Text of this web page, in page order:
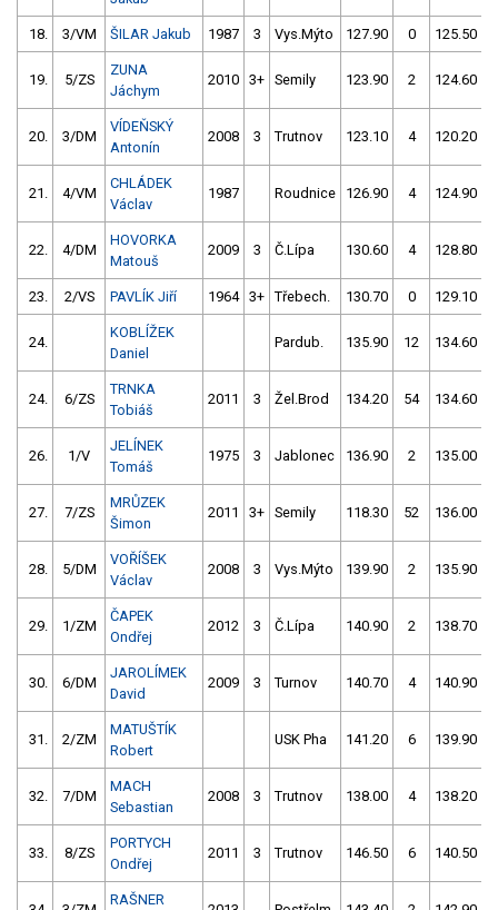
18. 3/VM ŠILAR Jakub 1987 3 Vys.Mýto 127.90 0 125.50
19. 5/ZS
ZUNA
Jáchym
2010 3+ Semily 123.90 2 124.60
20. 3/DM
VÍDEŇSKÝ
Antonín
2008 3 Trutnov 123.10 4 120.20
21. 4/VM
CHLÁDEK
Václav
1987 Roudnice 126.90 4 124.90
22. 4/DM
HOVORKA
Matouš
2009 3 Č.Lípa 130.60 4 128.80
23. 2/VS PAVLÍK Jiří 1964 3+ Třebech. 130.70 0 129.10
24.
KOBLÍŽEK
Daniel
Pardub. 135.90 12 134.60
24. 6/ZS
TRNKA
Tobiáš
2011 3 Žel.Brod 134.20 54 134.60
26. 1/V
JELÍNEK
Tomáš
1975 3 Jablonec 136.90 2 135.00
27. 7/ZS
MRŮZEK
Šimon
2011 3+ Semily 118.30 52 136.00
28. 5/DM
VOŘÍŠEK
Václav
2008 3 Vys.Mýto 139.90 2 135.90
29. 1/ZM
ČAPEK
Ondřej
2012 3 Č.Lípa 140.90 2 138.70
30. 6/DM
JAROLÍMEK
David
2009 3 Turnov 140.70 4 140.90
31. 2/ZM
MATUŠTÍK
Robert
USK Pha 141.20 6 139.90
32. 7/DM
MACH
Sebastian
2008 3 Trutnov 138.00 4 138.20
33. 8/ZS
PORTYCH
Ondřej
2011 3 Trutnov 146.50 6 140.50
RAŠNER